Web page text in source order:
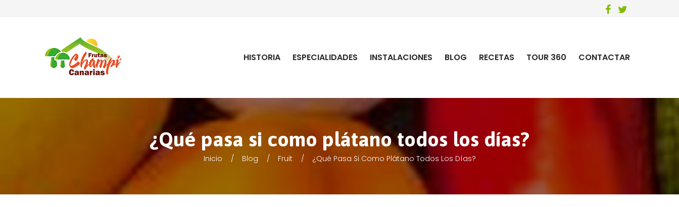
HISTORIA ESPECIALIDADES INSTALACIONES BLOG RECETAS TOUR 360 CONTACTAR
¿Qué pasa si como plátano todos los días?
Inicio Blog Fruit ¿Qué Pasa Si Como Plátano Todos Los Días?